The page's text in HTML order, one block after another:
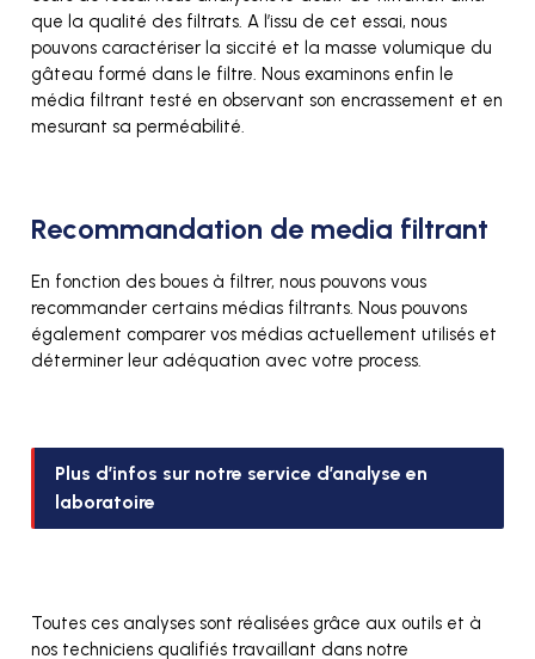
que la qualité des filtrats. A l’issu de cet essai, nous
pouvons caractériser la siccité et la masse volumique du
gâteau formé dans le filtre. Nous examinons enfin le
média filtrant testé en observant son encrassement et en
mesurant sa perméabilité.
Recommandation de media filtrant
En fonction des boues à filtrer, nous pouvons vous
recommander certains médias filtrants. Nous pouvons
également comparer vos médias actuellement utilisés et
déterminer leur adéquation avec votre process.
Plus d’infos sur notre service d’analyse en
laboratoire
Toutes ces analyses sont réalisées grâce aux outils et à
nos techniciens qualifiés travaillant dans notre